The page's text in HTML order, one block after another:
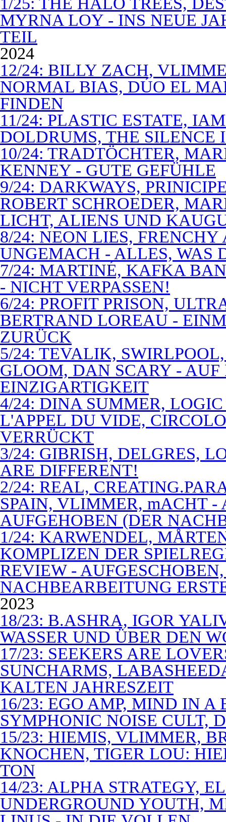
MYRNA LOY - INS NEUE
TEIL
2024
12/24: BILLY ZACH,
NORMAL BIAS, DÚO EL
FINDEN
11/24: PLASTIC ESTATE,
DOLDRUMS, THE SILENCE
10/24: TRADTÖCHTER,
KENNEY - GUTE GEFÜHLE
9/24: DARKWAYS,
ROBERT SCHROEDER,
LICHT, ALIENS UND
8/24: NEON LIES,
UNGEMACH - ALLES, WAS
7/24: MARTINÉ, KAFKA
- NICHT VERPASSEN!
6/24: PROFIT PRISON,
BERTRAND LOREAU -
ZURÜCK
5/24: TEVALIK,
GLOOM, DAN SCARY -
EINZIGARTIGKEIT
4/24: DINA SUMMER,
L'APPEL DU VIDE,
VERRÜCKT
3/24: GIBRISH, DELGRES,
ARE DIFFERENT!
2/24: REAL,
SPAIN, VLIMMER, mACHT -
AUFGEHOBEN (DER
1/24: KARWENDEL,
KOMPLIZEN DER
REVIEW -
NACHBEARBEITUNG
2023
18/23: B.ASHRA, IGOR
WASSER UND ÜBER DEN
17/23: SEEKERS ARE
SUNCHARMS,
KALTEN JAHRESZEIT
16/23: EGO AMP, MIND IN
SYMPHONIC NOISE CULT,
15/23: HIEMIS, VLIMMER,
KNOCHEN, TIGER LOU:
TON
14/23: ALPHA STRATEGY,
UNDERGROUND YOUTH,